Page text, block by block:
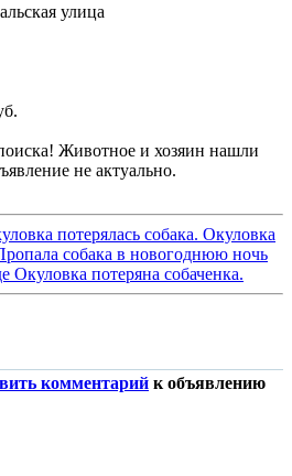
улица
потерялась собака. Окуловка
собака в новогоднюю ночь
потеряна собаченка.
комментарий к объявлению